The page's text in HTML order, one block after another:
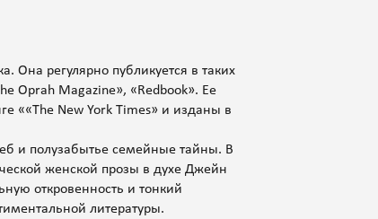
Она регулярно публикуется в таких
Oprah Magazine», «Redbook». Ее
««The New York Times» и изданы в
и полузабытье семейные тайны. В
женской прозы в духе Джейн
откровенность и тонкий
литературы.